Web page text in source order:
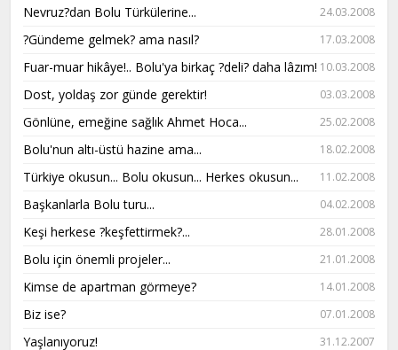
Nevruz?dan Bolu Türkülerine... 24.03.2008
?Gündeme gelmek? ama nasıl? 17.03.2008
Fuar-muar hikâye!.. Bolu'ya birkaç ?deli? daha lâzım! 10.03.2008
Dost, yoldaş zor günde gerektir! 03.03.2008
Gönlüne, emeğine sağlık Ahmet Hoca... 25.02.2008
Bolu'nun altı-üstü hazine ama... 18.02.2008
Türkiye okusun... Bolu okusun... Herkes okusun... 11.02.2008
Başkanlarla Bolu turu... 04.02.2008
Keşi herkese ?keşfettirmek?... 28.01.2008
Bolu için önemli projeler... 21.01.2008
Kimse de apartman görmeye? 14.01.2008
Biz ise? 07.01.2008
Yaşlanıyoruz! 31.12.2007